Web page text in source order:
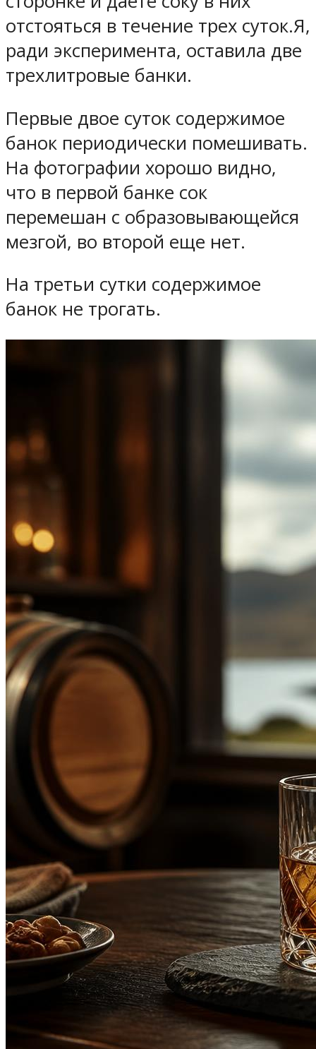
отстояться в течение трех суток.Я,
ради эксперимента, оставила две
трехлитровые банки.
Первые двое суток содержимое
банок периодически помешивать.
На фотографии хорошо видно,
что в первой банке сок
перемешан с образовывающейся
мезгой, во второй еще нет.
На третьи сутки содержимое
банок не трогать.